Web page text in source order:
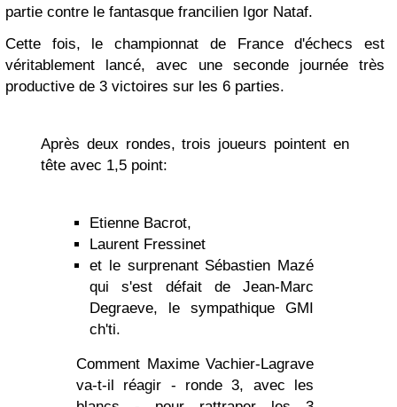
partie contre le fantasque francilien Igor Nataf.
Cette fois, le championnat de France d'échecs est
véritablement lancé, avec une seconde journée très
productive de 3 victoires sur les 6 parties.
Après deux rondes, trois joueurs pointent en
tête avec 1,5 point:
Etienne Bacrot,
Laurent Fressinet
et le surprenant Sébastien Mazé
qui s'est défait de Jean-Marc
Degraeve, le sympathique GMI
ch'ti.
Comment Maxime Vachier-Lagrave
va-t-il réagir - ronde 3, avec les